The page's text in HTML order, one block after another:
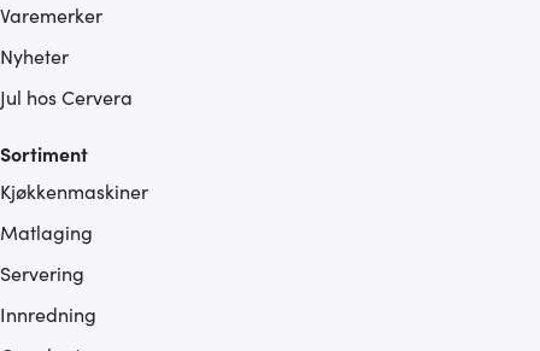
Varemerker
Nyheter
Jul hos Cervera
Sortiment
Kjøkkenmaskiner
Matlaging
Servering
Innredning